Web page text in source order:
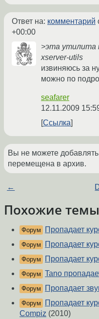
Ответ на: комментарий
+00:00
>эта утилита
xserver-utils
извиняюсь за
можно по
seafarer
12.11.2009
Ссылка
Вы не можете
перемещена в архив.
←
Похожие темы
Форум Пропадает
Форум Пропадает
Форум Пропадает
Форум Tano
Форум Пропадает
Форум
Пропадает
Compiz (2010)